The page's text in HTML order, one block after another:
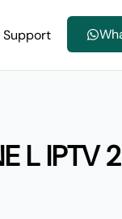
Support
L IPTV